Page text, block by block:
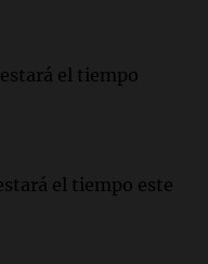
el tiempo
el tiempo este